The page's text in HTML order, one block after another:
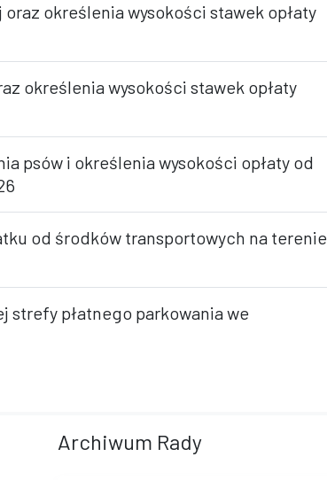
określenia wysokości stawek opłaty
określenia wysokości stawek opłaty
psów i określenia wysokości opłaty od
od środków transportowych na terenie
strefy płatnego parkowania we
Archiwum Rady